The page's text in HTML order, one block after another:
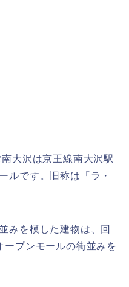
大沢は京王線南大沢駅
ルです。旧称は「ラ・
みを模した建物は、回
プンモールの街並みを